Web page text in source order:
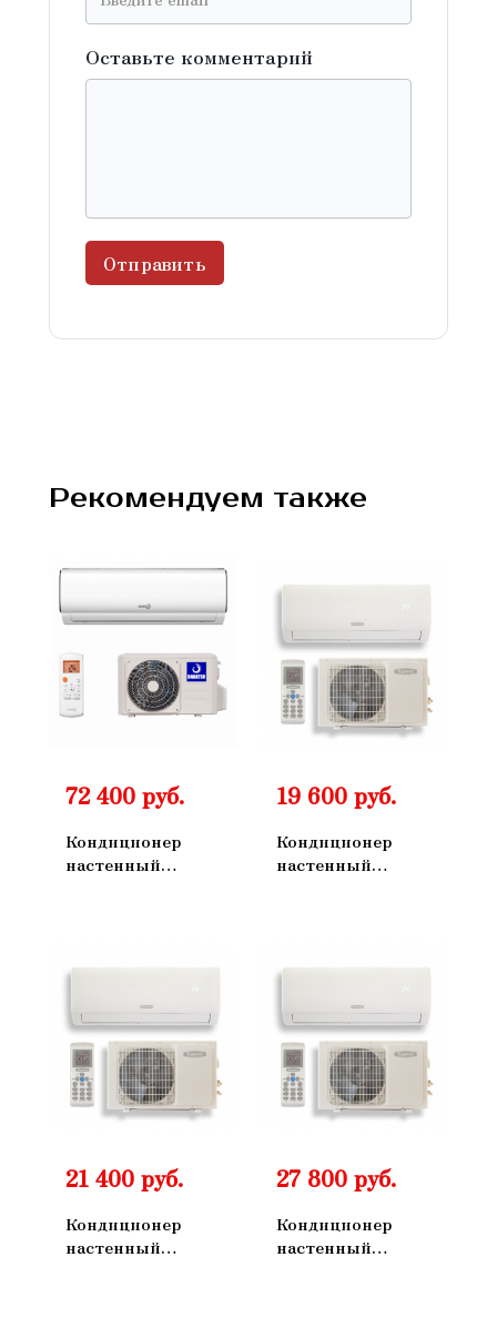
Оставьте комментарий
Отправить
Рекомендуем также
72 400 руб.
Кондиционер
настенный
19 600 руб.
Кондиционер
настенный
21 400 руб.
Кондиционер
настенный
27 800 руб.
Кондиционер
настенный